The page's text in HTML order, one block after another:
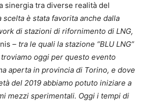
sinergia tra diverse realità del
scelta è stata favorita anche dalla
di stazioni di rifornimento di LNG,
– tra le quali la stazione “BLU LNG”
oggi per questo evento
aperta in provincia di Torino, e dove
del 2019 abbiamo potuto iniziare a
mezzi sperimentali. Oggi i tempi di